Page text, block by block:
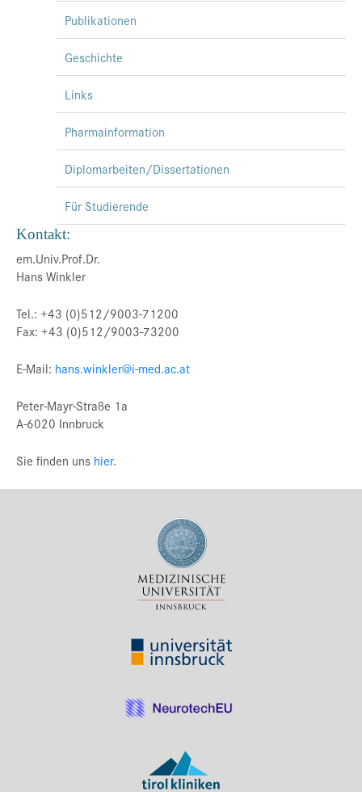
Publikationen
Geschichte
Links
Pharmainformation
Diplomarbeiten/Dissertationen
Für Studierende
Kontakt:
em.Univ.Prof.Dr.
Hans Winkler
Tel.: +43 (0)512/9003-71200
Fax: +43 (0)512/9003-73200
E-Mail: hans.winkler@i-med.ac.at
Peter-Mayr-Straße 1a
A-6020 Innbruck
Sie finden uns hier.